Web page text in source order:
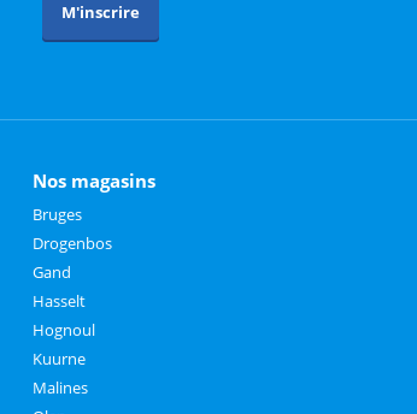
M'inscrire
Nos magasins
Bruges
Drogenbos
Gand
Hasselt
Hognoul
Kuurne
Malines